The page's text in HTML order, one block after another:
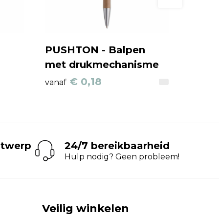
PUSHTON - Balpen
met drukmechanisme
vanaf € 0,18
24/7 bereikbaarheid
Hulp nodig? Geen probleem!
Veilig winkelen